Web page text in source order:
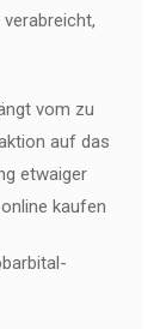
vom zu
auf das
etwaiger
kaufen